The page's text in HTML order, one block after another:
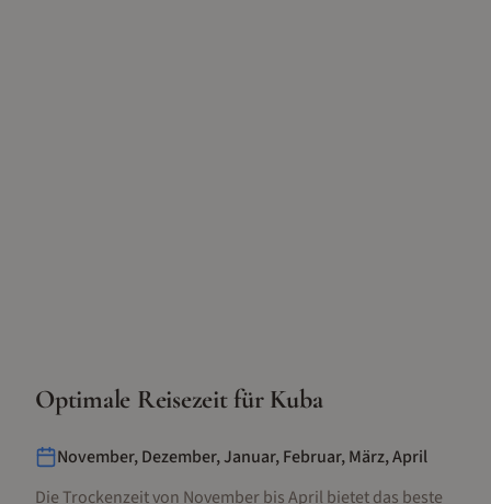
Optimale Reisezeit für Kuba
November, Dezember, Januar, Februar, März, April
Die Trockenzeit von November bis April bietet das beste